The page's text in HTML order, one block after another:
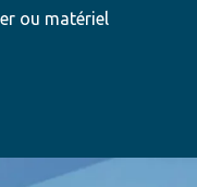
ou matériel